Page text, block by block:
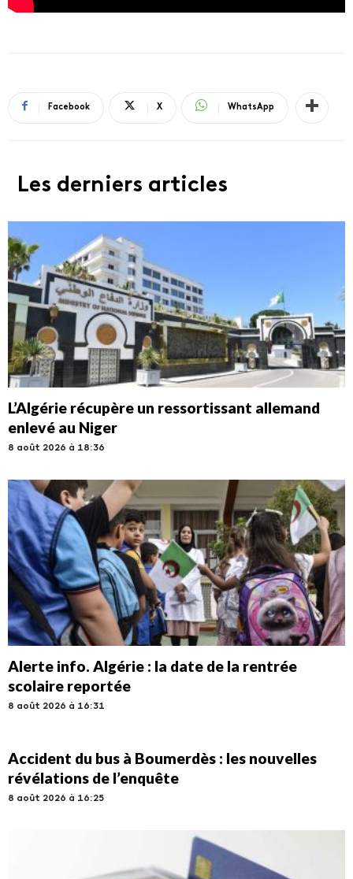
Facebook X WhatsApp
Les derniers articles
L’Algérie récupère un ressortissant allemand
enlevé au Niger
8 août 2026 à 18:36
Alerte info. Algérie : la date de la rentrée
scolaire reportée
8 août 2026 à 16:31
Accident du bus à Boumerdès : les nouvelles
révélations de l’enquête
8 août 2026 à 16:25